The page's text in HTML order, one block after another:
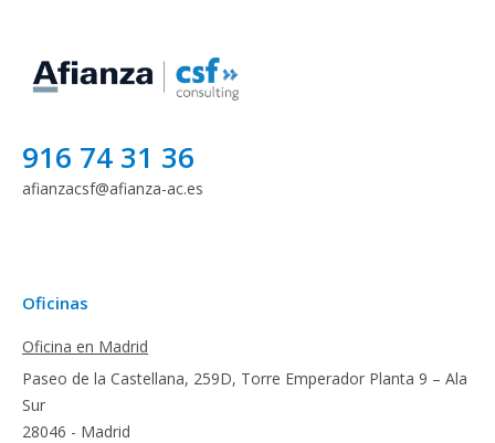
916 74 31 36
afianzacsf@afianza-ac.es
Oficinas
Oficina en Madrid
Paseo de la Castellana, 259D, Torre Emperador Planta 9 – Ala
Sur
28046 - Madrid